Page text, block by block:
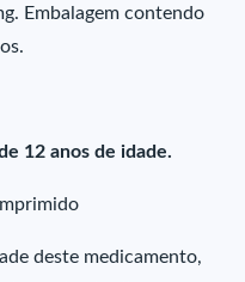
Embalagem contendo
12 anos de idade.
deste medicamento,